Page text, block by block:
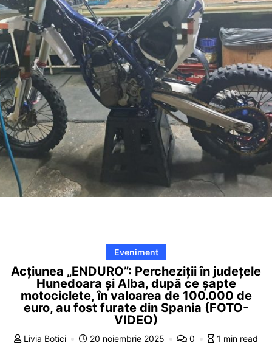
Eveniment
Acțiunea „ENDURO”: Percheziții în județele
Hunedoara și Alba, după ce șapte
motociclete, în valoarea de 100.000 de
euro, au fost furate din Spania (FOTO-
VIDEO)
Livia Botici 20 noiembrie 2025 0 1 min read